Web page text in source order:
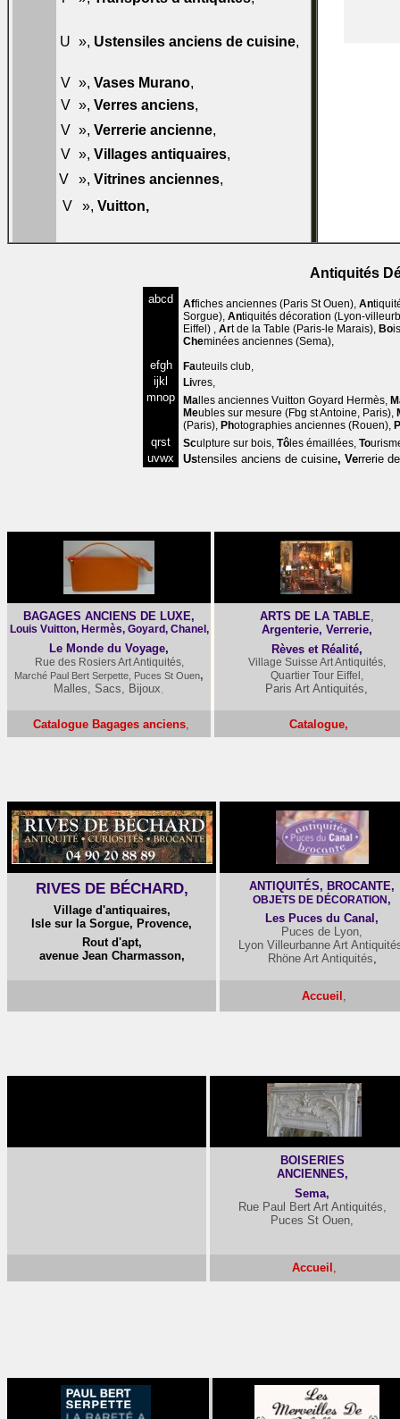
U », Ustensiles anciens de cuisine,
V », Vases Murano,
V », Verres anciens,
V », Verrerie ancienne,
V », Villages antiquaires,
V », Vitrines anciennes,
V », Vuitton,
Antiquités
abcd Affiches anciennes (Paris St Ouen), An
Sorgue), Antiquités décoration (Lyon-
Eiffel) , Art de la Table (Paris-le Marais), Bo
Cheminées anciennes (Sema),
efgh Fauteuils club,
ijkl Livres,
mnop Ma lles anciennes Vuitton Goyard Hermès,
Meubles sur mesure (Fbg st Antoine, Paris),
(Paris), Photographies anciennes (Rouen),
qrst Sculpture sur bois, Tô les émaillées, To
uvwx Ustensiles anciens de cuisine, Verrerie
BAGAGES ANCIENS DE LUXE,
Louis Vuitton, Hermès, Goyard, Chanel,
Le Monde du Voyage,
Rue des Rosiers Art Antiquités,
Marché Paul Bert Serpette, Puces St Ouen,
Malles, Sacs, Bijoux,
ARTS DE LA TABLE,
Argenterie, Verrerie,
Rèves et Réalité,
Village Suisse Art Antiquités,
Quartier Tour Eiffel,
Paris Art Antiquités,
Catalogue Bagages anciens, Catalogue,
RIVES DE BÉCHARD,
Village d'antiquaires,
Isle sur la Sorgue, Provence,
Rout d'apt,
avenue Jean Charmasson,
ANTIQUITÉS, BROCANTE,
OBJETS DE DÉCORATION ,
Les Puces du Canal,
Puces de Lyon,
Lyon Villeurbanne Art
Rhöne Art Antiquités,
Accueil ,
BOISERIES
ANCIENNES,
Sema,
Rue Paul Bert Art Antiquités,
Puces St Ouen,
Accueil ,